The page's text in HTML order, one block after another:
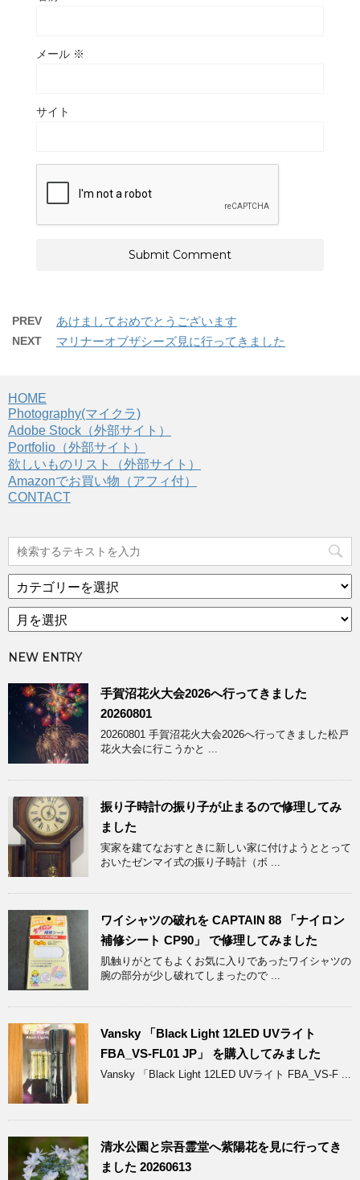
メール ※
サイト
PREV あけましておめでとうございます
NEXT マリナーオブザシーズ見に行ってきました
HOME
Photography(マイクラ)
Adobe Stock（外部サイト）
Portfolio（外部サイト）
欲しいものリスト（外部サイト）
Amazonでお買い物（アフィ付）
CONTACT
テ
ゴ
リ
ア
ー
イ
ブ
NEW ENTRY
手賀沼花火大会2026へ行ってきました
20260801
20260801 手賀沼花火大会2026へ行ってきました松戸
花火大会に行こうかと ...
振り子時計の振り子が止まるので修理してみ
ました
実家を建てなおすときに新しい家に付けようととって
おいたゼンマイ式の振り子時計（ボ ...
ワイシャツの破れを CAPTAIN 88 「ナイロン
補修シート CP90」 で修理してみました
肌触りがとてもよくお気に入りであったワイシャツの
腕の部分が少し破れてしまったので ...
Vansky 「Black Light 12LED UVライト
FBA_VS-FL01 JP」 を購入してみました
Vansky 「Black Light 12LED UVライト FBA_VS-F ...
清水公園と宗吾霊堂へ紫陽花を見に行ってき
ました 20260613